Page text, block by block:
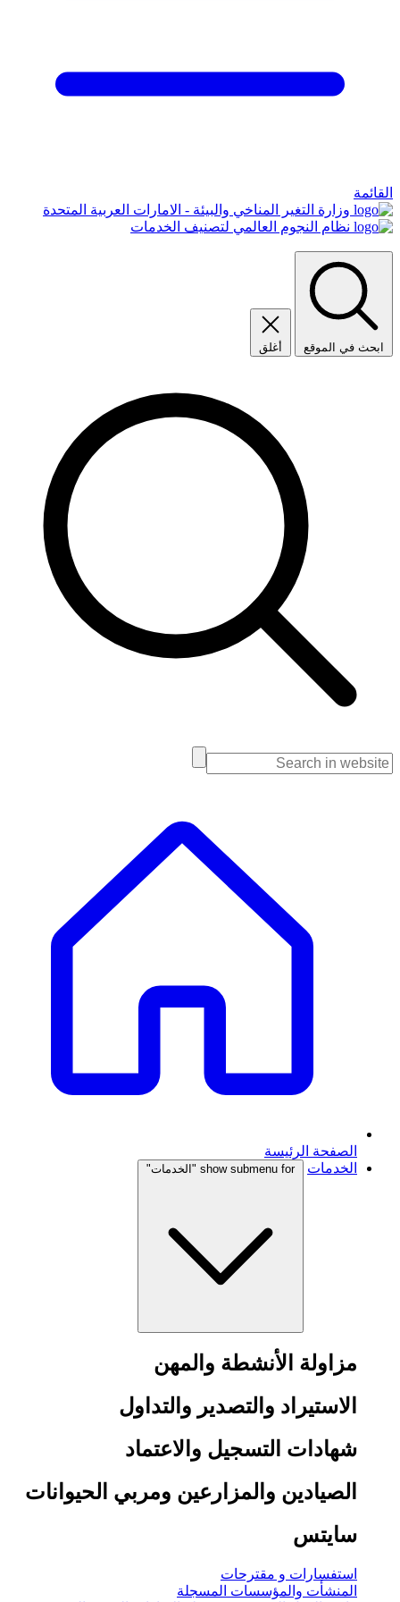
القائمة
وزارة التغير المناخي والبيئة - الامارات العربية المتحدة
نظام النجوم العالمي لتصنيف الخدمات
ابحث في الموقع أغلق
الصفحة الرئيسة
الخدمات
show submenu for "الخدمات"
مزاولة الأنشطة والمهن
الاستيراد والتصدير والتداول
شهادات التسجيل والاعتماد
الصيادين والمزارعين ومربي الحيوانات
سايتس
استفسارات و مقترحات
المنشأت والمؤسسات المسجلة